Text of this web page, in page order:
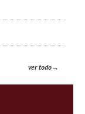
ver todo